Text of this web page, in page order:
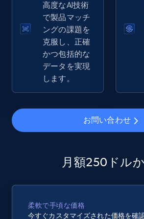
eBay - Gather data on products
specified keywords
URL, Product id, Title, Seller name,
Seller reviews, Breadcrumbs, Root
URL, Product id, Title, Seller name,
Seller reviews, Breadcrumbs, Root
2.5K+ 358+
高度なAI技術
で製品マッチ
ングの課題を
克服し、正確
かつ包括的な
データを実現
します。
お問い合わせ
月額250ドル
柔軟で手頃な価格
今すぐカスタマイズされた価格を確認